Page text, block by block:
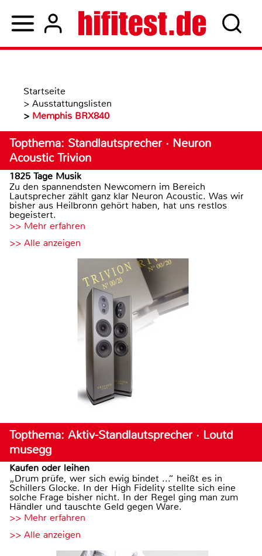
Startseite
> Ausstattungslisten
> Memphis BRX840
Topthema: Standlautsprecher · Neuron
Acoustic Trivion
1825 Tage Musik
Zu den spannendsten Newcomern im Bereich
Lautsprecher zählt ganz klar Neuron Acoustic. Was wir
bisher aus Heilbronn gehört haben, hat uns restlos
begeistert.
>> Mehr erfahren
>> Alle anzeigen
Topthema: Aktiv-Standlautsprecher · Loutd
musegg
Kaufen oder leihen
„Drum prüfe, wer sich ewig bindet ...“ heißt es in
Schillers Glocke. In der High Fidelity stellte sich eine
solche Frage bisher nicht. In der Regel ging man zum
Händler und tauschte Geld gegen Ware.
>> Mehr erfahren
>> Alle anzeigen